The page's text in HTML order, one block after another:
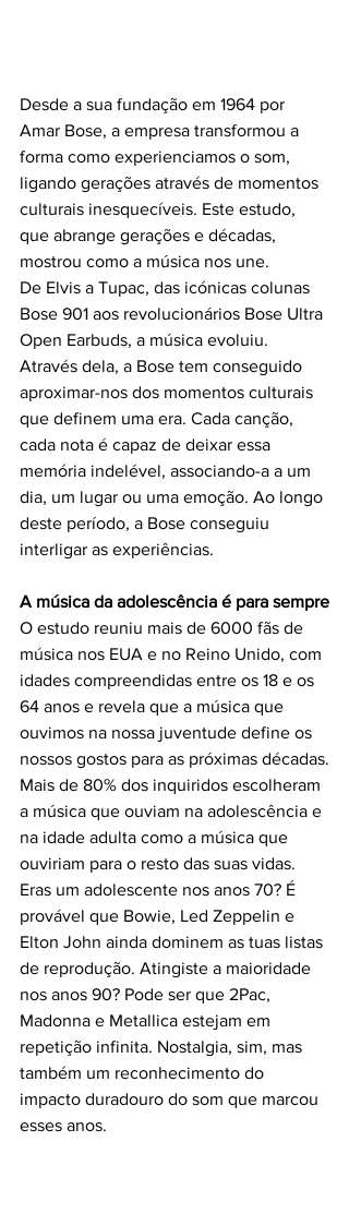
Desde a sua fundação em 1964 por
Amar Bose, a empresa transformou a
forma como experienciamos o som,
ligando gerações através de momentos
culturais inesquecíveis. Este estudo,
que abrange gerações e décadas,
mostrou como a música nos une.
De Elvis a Tupac, das icónicas colunas
Bose 901 aos revolucionários Bose Ultra
Open Earbuds, a música evoluiu.
Através dela, a Bose tem conseguido
aproximar-nos dos momentos culturais
que definem uma era. Cada canção,
cada nota é capaz de deixar essa
memória indelével, associando-a a um
dia, um lugar ou uma emoção. Ao longo
deste período, a Bose conseguiu
interligar as experiências.
A música da adolescência é para sempre
O estudo reuniu mais de 6000 fãs de
música nos EUA e no Reino Unido, com
idades compreendidas entre os 18 e os
64 anos e revela que a música que
ouvimos na nossa juventude define os
nossos gostos para as próximas décadas.
Mais de 80% dos inquiridos escolheram
a música que ouviam na adolescência e
na idade adulta como a música que
ouviriam para o resto das suas vidas.
Eras um adolescente nos anos 70? É
provável que Bowie, Led Zeppelin e
Elton John ainda dominem as tuas listas
de reprodução. Atingiste a maioridade
nos anos 90? Pode ser que 2Pac,
Madonna e Metallica estejam em
repetição infinita. Nostalgia, sim, mas
também um reconhecimento do
impacto duradouro do som que marcou
esses anos.